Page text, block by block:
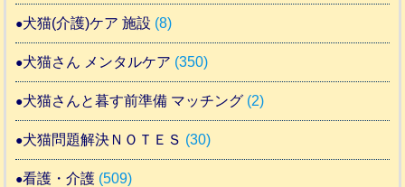
犬猫(介護)ケア 施設 (8)
犬猫さん メンタルケア (350)
犬猫さんと暮す前準備 マッチング (2)
犬猫問題解決ＮＯＴＥＳ (30)
看護・介護 (509)